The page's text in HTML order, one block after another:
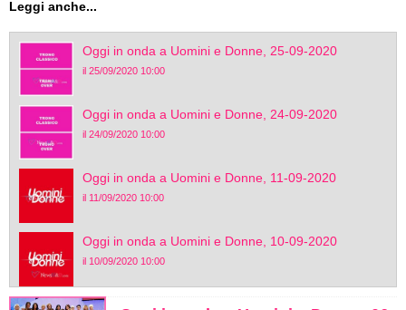
Leggi anche...
Oggi in onda a Uomini e Donne, 25-09-2020
il 25/09/2020 10:00
Oggi in onda a Uomini e Donne, 24-09-2020
il 24/09/2020 10:00
Oggi in onda a Uomini e Donne, 11-09-2020
il 11/09/2020 10:00
Oggi in onda a Uomini e Donne, 10-09-2020
il 10/09/2020 10:00